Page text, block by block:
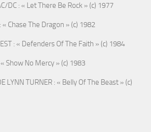
DC : « Let There Be Rock » (c) 1977
« Chase The Dragon » (c) 1982
: « Defenders Of The Faith » (c) 1984
« Show No Mercy » (c) 1983
LYNN TURNER : « Belly Of The Beast » (c)